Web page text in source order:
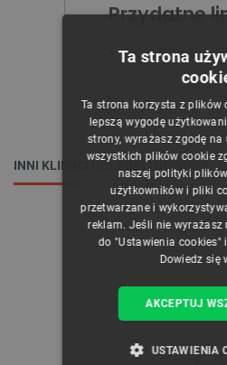
Przydatne
Dokumentacja
INNI KLIENCI OGLĄDALI RÓWNIEŻ:
Ta strona
Ta strona korzysta z plików
lepszą wygodę
strony, wyrażasz zgodę
wszystkich plików cookie
naszej polityki
użytkowników i pliki
przetwarzane i
reklam. Jeśli nie wyrażasz
do "Ustawienia cookies"
Dowiedz się
AKCEPTUJ
USTAWIENIA